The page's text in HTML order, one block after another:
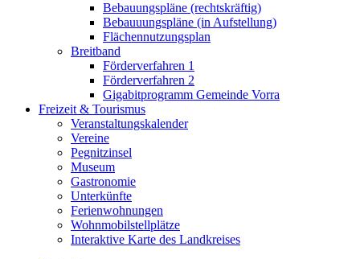
Bebauungspläne (rechtskräftig)
Bebauuungspläne (in Aufstellung)
Flächennutzungsplan
Breitband
Förderverfahren 1
Förderverfahren 2
Gigabitprogramm Gemeinde Vorra
Freizeit & Tourismus
Veranstaltungskalender
Vereine
Pegnitzinsel
Museum
Gastronomie
Unterkünfte
Ferienwohnungen
Wohnmobilstellplätze
Interaktive Karte des Landkreises